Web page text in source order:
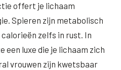
offert je lichaam
Spieren zijn metabolisch
zelfs in rust. In
een luxe die je lichaam zich
vrouwen zijn kwetsbaar